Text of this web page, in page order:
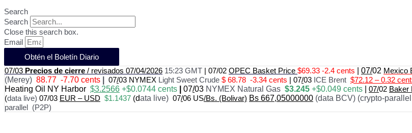
Search
Search
Close this search box.
Email
Obtén el Boletín Diario
07/03 Precios de cierre / revisados 07/04/2026 15:23 GMT | 07/02 OPEC Basket Price $69.33 -2.4 cents 07/02 Mexico
(Merey) 88.77 -7.70 cents 07/03 NYMEX Light Sweet Crude $ 68.78 -3.34 cents | 07/03 ICE Brent $72.12 – 0.32
Heating Oil NY Harbor $3.2566 +$0.0744 cents 07/03 NYMEX Natural Gas $3.245 +$0.049 cents 07/02 Baker
(data live) 07/03 EUR – USD $1.1437 (data live) 07/06 US/Bs. (Bolivar) Bs 667,05000000 (data BCV) (crypto-
parallel (P2P)